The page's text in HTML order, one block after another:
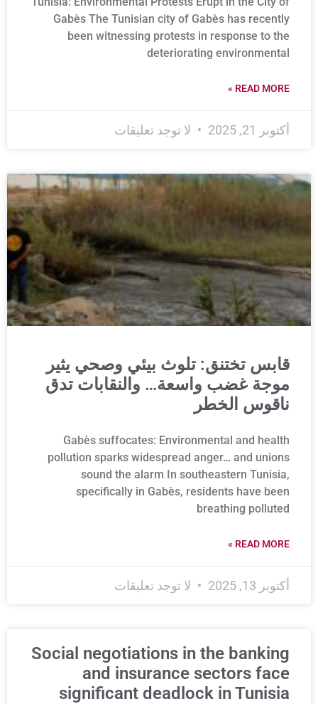
Gabès The Tunisian city of Gabès has recently
been witnessing protests in response to the
deteriorating environmental
READ MORE »
أكتوبر 21, 2025 لا توجد تعليقات
قابس تختنق: تلوث بيئي وصحي يثير
موجة غضب واسعة… والنقابات تدق
ناقوس الخطر
Gabès suffocates: Environmental and health
pollution sparks widespread anger… and unions
sound the alarm In southeastern Tunisia,
specifically in Gabès, residents have been
breathing polluted
READ MORE »
أكتوبر 13, 2025 لا توجد تعليقات
Social negotiations in the banking
and insurance sectors face
significant deadlock in Tunisia